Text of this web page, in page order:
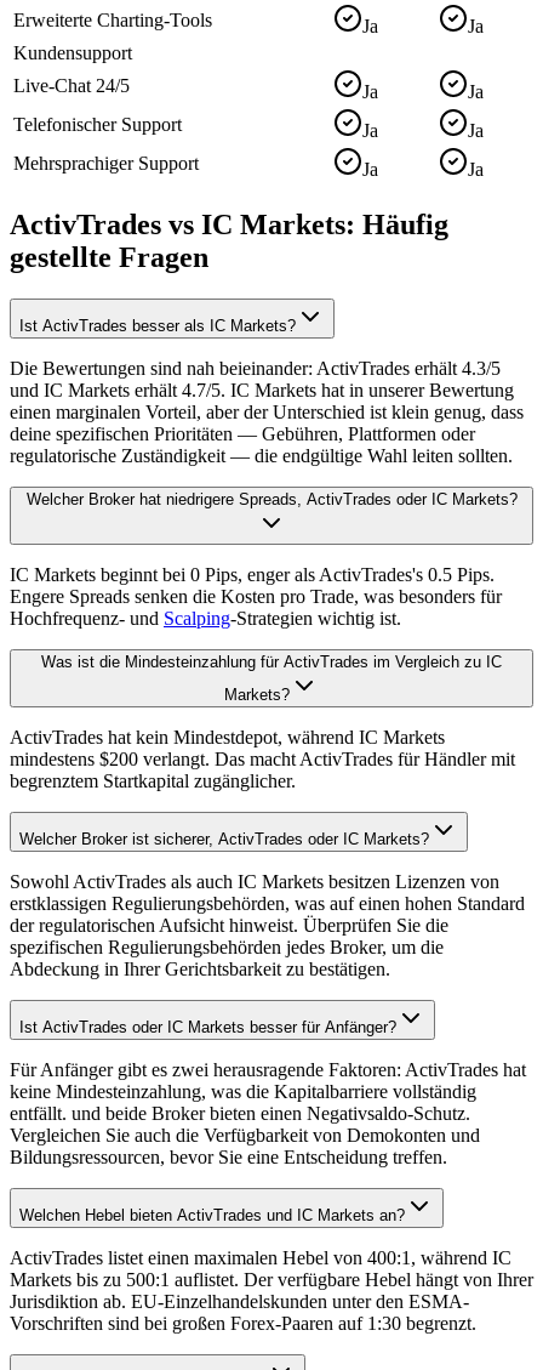
Erweiterte Charting-Tools Ja
Ja
Kundensupport
Live-Chat 24/5
Ja
Ja
Telefonischer Support
Ja
Ja
Mehrsprachiger Support
Ja Ja
ActivTrades vs IC Markets: Häufig
gestellte Fragen
Ist ActivTrades besser als IC Markets?
Die Bewertungen sind nah beieinander: ActivTrades erhält 4.3/5
und IC Markets erhält 4.7/5. IC Markets hat in unserer Bewertung
einen marginalen Vorteil, aber der Unterschied ist klein genug, dass
deine spezifischen Prioritäten — Gebühren, Plattformen oder
regulatorische Zuständigkeit — die endgültige Wahl leiten sollten.
Welcher Broker hat niedrigere Spreads, ActivTrades oder IC Markets?
IC Markets beginnt bei 0 Pips, enger als ActivTrades's 0.5 Pips.
Engere Spreads senken die Kosten pro Trade, was besonders für
Hochfrequenz- und Scalping-Strategien wichtig ist.
Was ist die Mindesteinzahlung für ActivTrades im Vergleich zu IC
Markets?
ActivTrades hat kein Mindestdepot, während IC Markets
mindestens $200 verlangt. Das macht ActivTrades für Händler mit
begrenztem Startkapital zugänglicher.
Welcher Broker ist sicherer, ActivTrades oder IC Markets?
Sowohl ActivTrades als auch IC Markets besitzen Lizenzen von
erstklassigen Regulierungsbehörden, was auf einen hohen Standard
der regulatorischen Aufsicht hinweist. Überprüfen Sie die
spezifischen Regulierungsbehörden jedes Broker, um die
Abdeckung in Ihrer Gerichtsbarkeit zu bestätigen.
Ist ActivTrades oder IC Markets besser für Anfänger?
Für Anfänger gibt es zwei herausragende Faktoren: ActivTrades hat
keine Mindesteinzahlung, was die Kapitalbarriere vollständig
entfällt. und beide Broker bieten einen Negativsaldo-Schutz.
Vergleichen Sie auch die Verfügbarkeit von Demokonten und
Bildungsressourcen, bevor Sie eine Entscheidung treffen.
Welchen Hebel bieten ActivTrades und IC Markets an?
ActivTrades listet einen maximalen Hebel von 400:1, während IC
Markets bis zu 500:1 auflistet. Der verfügbare Hebel hängt von Ihrer
Jurisdiktion ab. EU-Einzelhandelskunden unter den ESMA-
Vorschriften sind bei großen Forex-Paaren auf 1:30 begrenzt.